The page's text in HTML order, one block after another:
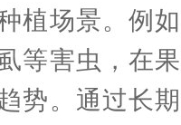
植场景。例
等害虫，在
势。通过长